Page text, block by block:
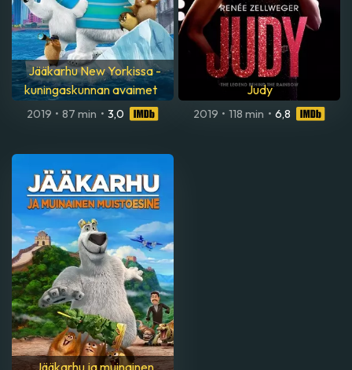
Jääkarhu New Yorkissa -
kuningaskunnan avaimet
2019 • 87 min • 3,0
Judy
2019 • 118 min • 6,8
Jääkarhu ja muinainen